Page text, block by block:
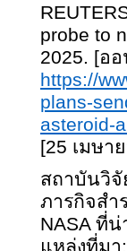
probe to
2025. [อ
https://
plans-
asteroid-
[25 เมษา
สถาบันวิจั
ภารกิจสำ
NASA ที่
แหล่งที่มา: